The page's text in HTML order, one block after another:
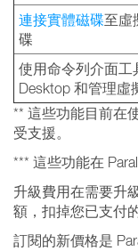
連接實體磁碟至虛
碟
使用命令列介面工
Desktop 和管理虛
** 這些功能目前在
受支援。
*** 這些功能在
升級費用在需要升
額，扣掉您已支付
訂閱的新價格是